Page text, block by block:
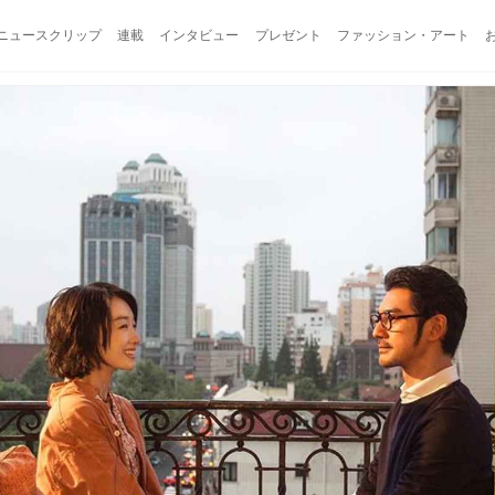
ュースクリップ 連載 インタビュー プレゼント ファッション・アート